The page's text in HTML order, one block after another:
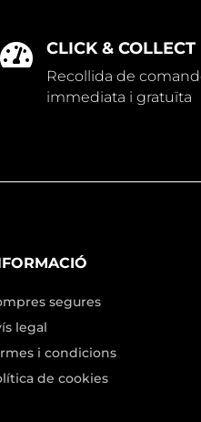
 CLICK & COLLECT
Recollida de
immediata i gratuïta
segures
legal
i condicions
de cookies